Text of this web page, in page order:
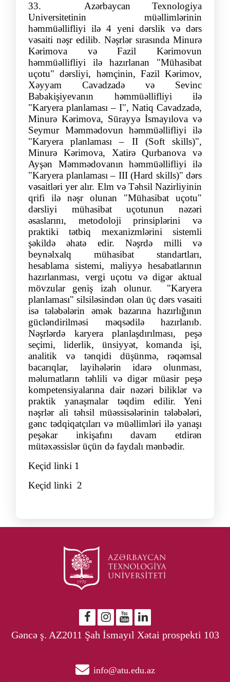
33. Azərbaycan Texnologiya
Universitetinin müəllimlərinin
həmmüəllifliyi ilə 4 yeni dərslik və dərs
vəsaiti nəşr edilib. Nəşrlər sırasında Minurə
Kərimova və Fazil Kərimovun
həmmüəllifliyi ilə hazırlanan "Mühasibat
uçotu" dərsliyi, həmçinin, Fazil Kərimov,
Xəyyam Cavadzadə və Sevinc
Babakişiyevanın həmmüəllifliyi ilə
"Karyera planlaması – I", Natiq Cavadzadə,
Minurə Kərimova, Sürayyə İsmayılova və
Seymur Məmmədovun həmmüəllifliyi ilə
"Karyera planlaması – II (Soft skills)",
Minurə Kərimova, Xatirə Qurbanova və
Ayşən Məmmədovanın həmmüəllifliyi ilə
"Karyera planlaması – III (Hard skills)" dərs
vəsaitləri yer alır. Elm və Təhsil Nazirliyinin
qrifi ilə nəşr olunan "Mühasibat uçotu"
dərsliyi mühasibat uçotunun nəzəri
əsaslarını, metodoloji prinsiplərini və
praktiki tətbiq mexanizmlərini sistemli
şəkildə əhatə edir. Nəşrdə milli və
beynəlxalq mühasibat standartları,
hesablama sistemi, maliyyə hesabatlarının
hazırlanması, vergi uçotu və digər aktual
mövzular geniş izah olunur. "Karyera
planlaması" silsiləsindən olan üç dərs vəsaiti
isə tələbələrin əmək bazarına hazırlığının
gücləndirilməsi məqsədilə hazırlanıb.
Nəşrlərdə karyera planlaşdırılması, peşə
seçimi, liderlik, ünsiyyət, komanda işi,
analitik və tənqidi düşünmə, rəqəmsal
bacarıqlar, layihələrin idarə olunması,
məlumatların təhlili və digər müasir peşə
kompetensiyalarına dair nəzəri biliklər və
praktik yanaşmalar təqdim edilir. Yeni
nəşrlər ali təhsil müəssisələrinin tələbələri,
gənc tədqiqatçıları və müəllimləri ilə yanaşı
peşəkar inkişafını davam etdirən
mütəxəssislər üçün də faydalı mənbədir.
Keçid linki 1
Keçid linki 2
Gəncə ş. AZ2011 Şah İsmayıl Xətai prospekti 103
info@atu.edu.az